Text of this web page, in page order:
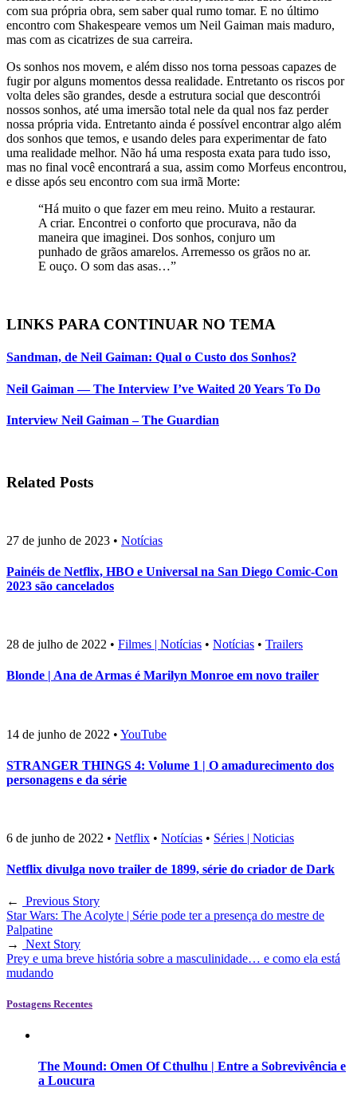
com sua própria obra, sem saber qual rumo tomar. E no último
encontro com Shakespeare vemos um Neil Gaiman mais maduro,
mas com as cicatrizes de sua carreira.
Os sonhos nos movem, e além disso nos torna pessoas capazes de
fugir por alguns momentos dessa realidade. Entretanto os riscos por
volta deles são grandes, desde a estrutura social que descontrói
nossos sonhos, até uma imersão total nele da qual nos faz perder
nossa própria vida. Entretanto ainda é possível encontrar algo além
dos sonhos que temos, e usando deles para experimentar de fato
uma realidade melhor. Não há uma resposta exata para tudo isso,
mas no final você encontrará a sua, assim como Morfeus encontrou,
e disse após seu encontro com sua irmã Morte:
“Há muito o que fazer em meu reino. Muito a restaurar.
A criar. Encontrei o conforto que procurava, não da
maneira que imaginei. Dos sonhos, conjuro um
punhado de grãos amarelos. Arremesso os grãos no ar.
E ouço. O som das asas…”
LINKS PARA CONTINUAR NO TEMA
Sandman, de Neil Gaiman: Qual o Custo dos Sonhos?
Neil Gaiman — The Interview I’ve Waited 20 Years To Do
Interview Neil Gaiman – The Guardian
Related Posts
27 de junho de 2023 • Notícias
Painéis de Netflix, HBO e Universal na San Diego Comic-Con
2023 são cancelados
28 de julho de 2022 • Filmes | Notícias • Notícias • Trailers
Blonde | Ana de Armas é Marilyn Monroe em novo trailer
14 de junho de 2022 • YouTube
STRANGER THINGS 4: Volume 1 | O amadurecimento dos
personagens e da série
6 de junho de 2022 • Netflix • Notícias • Séries | Noticias
Netflix divulga novo trailer de 1899, série do criador de Dark
←
Previous Story
Star Wars: The Acolyte | Série pode ter a presença do mestre de
Palpatine
→
Next Story
Prey e uma breve história sobre a masculinidade… e como ela está
mudando
Postagens Recentes
The Mound: Omen Of Cthulhu | Entre a Sobrevivência e
a Loucura